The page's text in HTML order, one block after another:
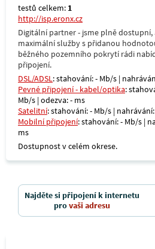
testů celkem: 1
http://isp.eronx.cz
Digitální partner - jsme plně dostupní,
maximální služby s přidanou
běžného pozemního pokrytí rádi
připojení.
DSL/ADSL: stahování: - Mb/s |
Pevné připojení - kabel/optika:
Mb/s | odezva: - ms
Satelitní: stahování: - Mb/s |
Mobilní připojení: stahování: - Mb/s |
ms
Dostupnost v celém okrese.
Najděte si připojení k internetu
provaši adresu